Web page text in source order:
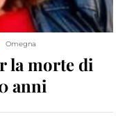
Omegna
la morte di
anni